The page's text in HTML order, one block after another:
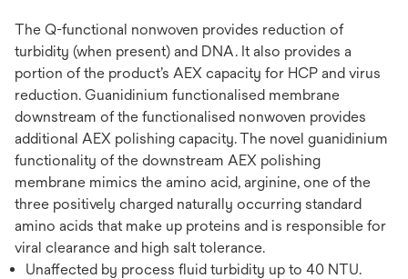
The Q-functional nonwoven provides reduction of
turbidity (when present) and DNA. It also provides a
portion of the product’s AEX capacity for HCP and virus
reduction. Guanidinium functionalised membrane
downstream of the functionalised nonwoven provides
additional AEX polishing capacity. The novel guanidinium
functionality of the downstream AEX polishing
membrane mimics the amino acid, arginine, one of the
three positively charged naturally occurring standard
amino acids that make up proteins and is responsible for
viral clearance and high salt tolerance.
Unaffected by process fluid turbidity up to 40 NTU.